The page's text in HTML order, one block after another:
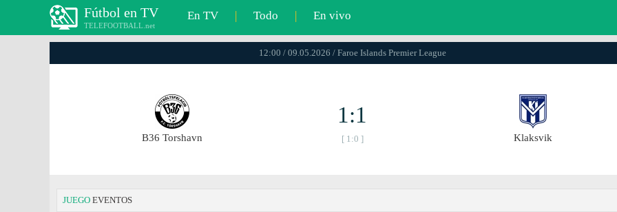
Fútbol en TV
TELEFOOTBALL.net
En TV | Todo | En vivo
12:00 / 09.05.2026 / Faroe Islands Premier League
B36 Torshavn
1:1
[ 1:0 ] Klaksvik
JUEGO EVENTOS